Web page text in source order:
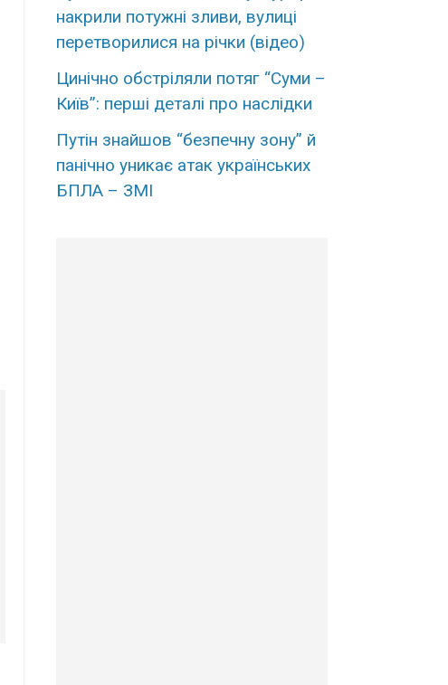
накрили потужні зливи, вулиці
перетворилися на річки (відео)
Цинічно обстріляли потяг “Суми –
Київ”: перші деталі про наслідки
Путін знайшов “безпечну зону” й
панічно уникає атак українських
БПЛА – ЗМІ